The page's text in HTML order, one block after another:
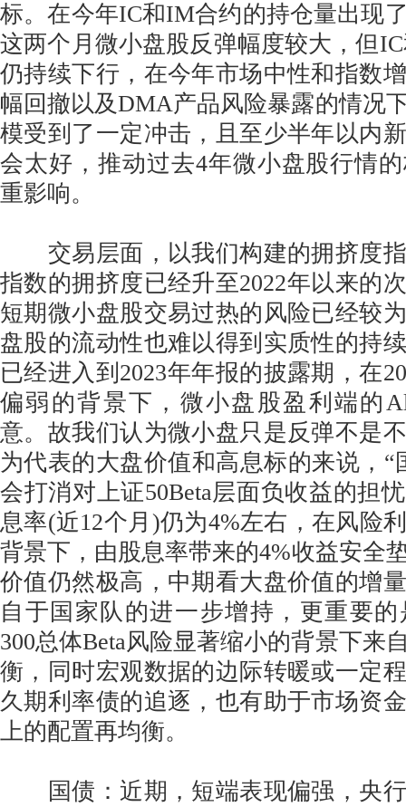
标。在今年IC和IM合约的持仓量出现
这两个月微小盘股反弹幅度较大，但
仍持续下行，在今年市场中性和指数
幅回撤以及DMA产品风险暴露的情况
模受到了一定冲击，且至少半年以内
会太好，推动过去4年微小盘股行情
重影响。
交易层面，以我们构建的拥挤度指
指数的拥挤度已经升至2022年以来的
短期微小盘股交易过热的风险已经较
盘股的流动性也难以得到实质性的持
已经进入到2023年年报的披露期，在
偏弱的背景下，微小盘股盈利端的
意。故我们认为微小盘只是反弹不是
为代表的大盘价值和高息标的来说，“
会打消对上证50Beta层面负收益的担
息率(近12个月)仍为4%左右，在风险
背景下，由股息率带来的4%收益安全
价值仍然极高，中期看大盘价值的增
自于国家队的进一步增持，更重要
300总体Beta风险显著缩小的背景下来
衡，同时宏观数据的边际转暖或一定
久期利率债的追逐，也有助于市场资
上的配置再均衡。
国债：近期，短端表现偏强，央行